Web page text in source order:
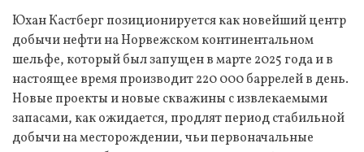
Юхан Кастберг позиционируется как новейший центр
добычи нефти на Норвежском континентальном
шельфе, который был запущен в марте 2025 года и в
настоящее время производит 220 000 баррелей в день.
Новые проекты и новые скважины с извлекаемыми
запасами, как ожидается, продлят период стабильной
добычи на месторождении, чьи первоначальные